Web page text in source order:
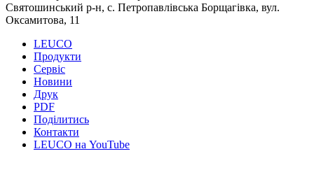
Святошинський р-н, с. Петропавлівська Борщагівка, вул.
Оксамитова, 11
LEUCO
Продукти
Сервiс
Новини
Друк
PDF
Поділитись
Контакти
LEUCO на YouTube